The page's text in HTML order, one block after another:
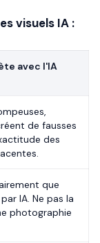
visuels IA :
avec l'IA
de fausses
des
que
IA. Ne pas la
photographie